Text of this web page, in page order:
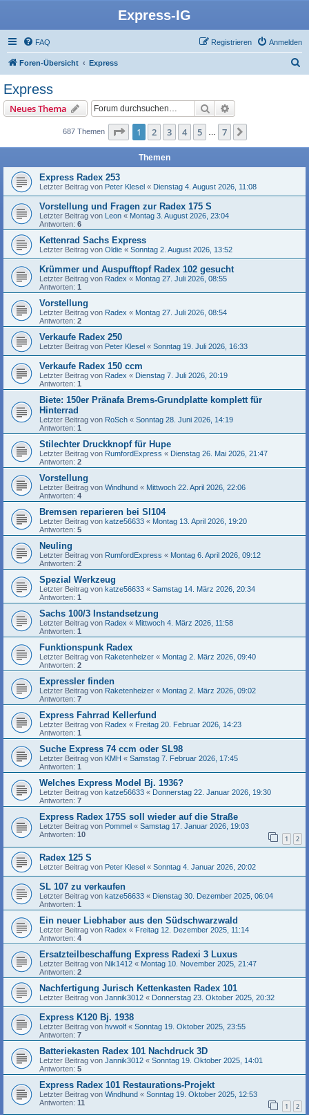
Express-IG
FAQ Anmelden
Registrieren
Foren-Übersicht Express
Express
Neues Thema Suche
687 Themen Seite 1von
1 2 3 4 5 7
Themen
Express Radex 253
Letzter Beitrag von Peter Klesel « Dienstag 4. August 2026, 11:08
Vorstellung und Fragen zur Radex 175 S
Letzter Beitrag von Leon « Montag 3. August 2026, 23:04
Antworten: 6
Kettenrad Sachs Express
Letzter Beitrag von Oldie « Sonntag 2. August 2026, 13:52
Krümmer und Auspufftopf Radex 102 gesucht
Letzter Beitrag von Radex « Montag 27. Juli 2026, 08:55
Antworten: 1
Vorstellung
Letzter Beitrag von Radex « Montag 27. Juli 2026, 08:54
Antworten: 2
Verkaufe Radex 250
Letzter Beitrag von Peter Klesel « Sonntag 19. Juli 2026, 16:33
Verkaufe Radex 150 ccm
Letzter Beitrag von Radex « Dienstag 7. Juli 2026, 20:19
Antworten: 1
Biete: 150er Pränafa Brems-Grundplatte komplett für
Hinterrad
Letzter Beitrag von RoSch « Sonntag 28. Juni 2026, 14:19
Antworten: 1
Stilechter Druckknopf für Hupe
Letzter Beitrag von RumfordExpress « Dienstag 26. Mai 2026, 21:47
Antworten: 2
Vorstellung
Letzter Beitrag von Windhund « Mittwoch 22. April 2026, 22:06
Antworten: 4
Bremsen reparieren bei Sl104
Letzter Beitrag von katze56633 « Montag 13. April 2026, 19:20
Antworten: 5
Neuling
Letzter Beitrag von RumfordExpress « Montag 6. April 2026, 09:12
Antworten: 2
Spezial Werkzeug
Letzter Beitrag von katze56633 « Samstag 14. März 2026, 20:34
Antworten: 1
Sachs 100/3 Instandsetzung
Letzter Beitrag von Radex « Mittwoch 4. März 2026, 11:58
Antworten: 1
Funktionspunk Radex
Letzter Beitrag von Raketenheizer « Montag 2. März 2026, 09:40
Antworten: 2
Expressler finden
Letzter Beitrag von Raketenheizer « Montag 2. März 2026, 09:02
Antworten: 7
Express Fahrrad Kellerfund
Letzter Beitrag von Radex « Freitag 20. Februar 2026, 14:23
Antworten: 1
Suche Express 74 ccm oder SL98
Letzter Beitrag von KMH « Samstag 7. Februar 2026, 17:45
Antworten: 1
Welches Express Model Bj. 1936?
Letzter Beitrag von katze56633 « Donnerstag 22. Januar 2026, 19:30
Antworten: 7
Express Radex 175S soll wieder auf die Straße
Letzter Beitrag von Pommel « Samstag 17. Januar 2026, 19:03
Antworten: 10 1 2
Radex 125 S
Letzter Beitrag von Peter Klesel « Sonntag 4. Januar 2026, 20:02
SL 107 zu verkaufen
Letzter Beitrag von katze56633 « Dienstag 30. Dezember 2025, 06:04
Antworten: 1
Ein neuer Liebhaber aus den Südschwarzwald
Letzter Beitrag von Radex « Freitag 12. Dezember 2025, 11:14
Antworten: 4
Ersatzteilbeschaffung Express Radexi 3 Luxus
Letzter Beitrag von Nik1412 « Montag 10. November 2025, 21:47
Antworten: 2
Nachfertigung Jurisch Kettenkasten Radex 101
Letzter Beitrag von Jannik3012 « Donnerstag 23. Oktober 2025, 20:32
Express K120 Bj. 1938
Letzter Beitrag von hvwolf « Sonntag 19. Oktober 2025, 23:55
Antworten: 7
Batteriekasten Radex 101 Nachdruck 3D
Letzter Beitrag von Jannik3012 « Sonntag 19. Oktober 2025, 14:01
Antworten: 5
Express Radex 101 Restaurations-Projekt
Letzter Beitrag von Windhund « Sonntag 19. Oktober 2025, 12:53
Antworten: 11 1 2